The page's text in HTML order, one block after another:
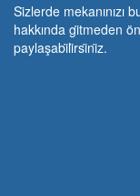
Si̇zlerde mekanınızı
hakkında gi̇tmeden
paylaşabi̇li̇rsi̇ni̇z.